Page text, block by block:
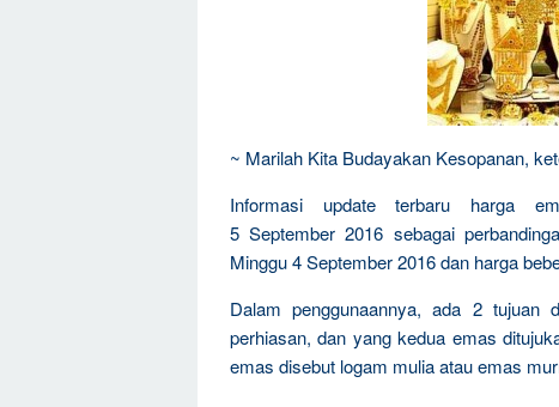
~ Marilah Kita Budayakan Kesopanan,
Informasi update terbaru harga
5 September 2016 sebagai
Minggu 4 September 2016 dan harga
Dalam penggunaannya, ada 2 tujuan
perhiasan, dan yang kedua emas
emas disebut logam mulia atau emas